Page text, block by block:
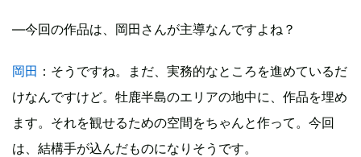
―今回の作品は、岡田さんが主導なんですよね？
岡田 ：そうですね。まだ、実務的なところを進めているだ
けなんですけど。牡鹿半島のエリアの地中に、作品を埋め
ます。それを観せるための空間をちゃんと作って。今回
は、結構手が込んだものになりそうです。